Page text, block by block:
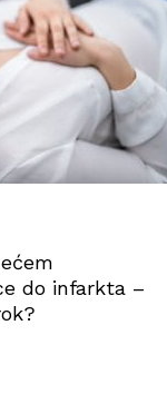
do infarkta –